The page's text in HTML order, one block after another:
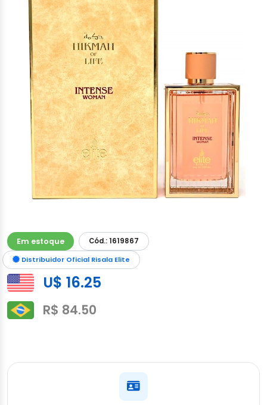
Em estoque
Cód.: 1619867
Distribuidor Oficial Risala Elite
U$ 16.25
R$ 84.50